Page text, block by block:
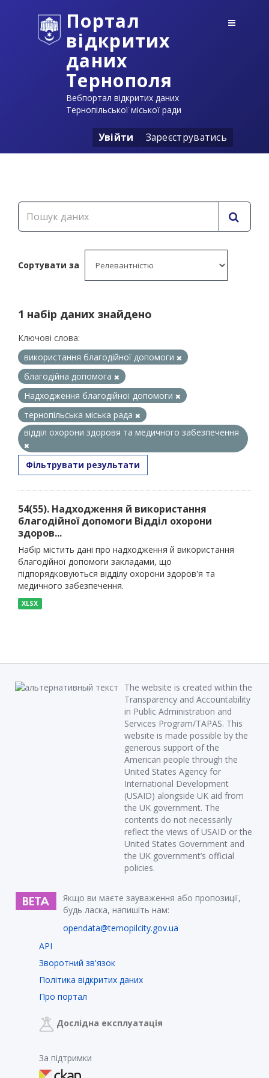
Портал
відкритих
даних
Тернополя
Вебпортал відкритих даних
Тернопільської міської ради
Увійти Зареєструватись
Сортувати за
1 набір даних знайдено
Ключові слова:
використання благодійної допомоги
благодійна допомога
Надходження благодійної допомоги
тернопільська міська рада
відділ охорони здоровя та медичного забезпечення
Фільтрувати результати
54(55). Надходження й використання
благодійної допомоги Відділ охорони
здоров...
Набір містить дані про надходження й використання
благодійної допомоги закладами, що
підпорядковуються відділу охорони здоров'я та
медичного забезпечення.
XLSX
The website is created within the
Transparency and Accountability
in Public Administration and
Services Program/TAPAS. This
website is made possible by the
generous support of the
American people through the
United States Agency for
International Development
(USAID) alongside UK aid from
the UK government. The
contents do not necessarily
reflect the views of USAID or the
United States Government and
the UK government’s official
policies.
Якщо ви маєте зауваження або пропозиції,
будь ласка, напишіть нам:
opendata@ternopilcity.gov.ua
API
Зворотний зв'язок
Політика відкритих даних
Про портал
Дослідна експлуатація
За підтримки